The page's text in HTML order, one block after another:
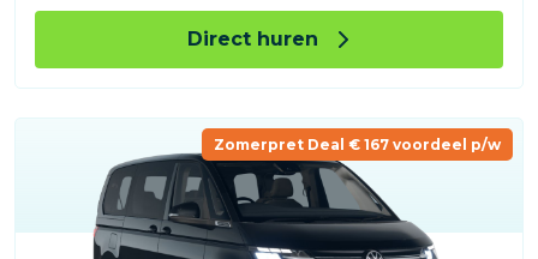
Direct huren
Zomerpret Deal € 167 voordeel p/w